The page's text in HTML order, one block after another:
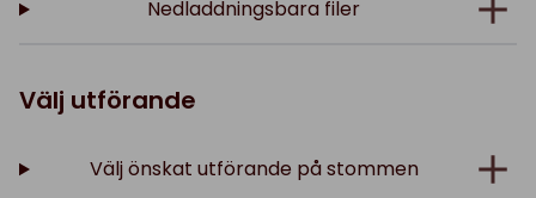
Nedladdningsbara filer
Välj utförande
Välj önskat utförande på stommen